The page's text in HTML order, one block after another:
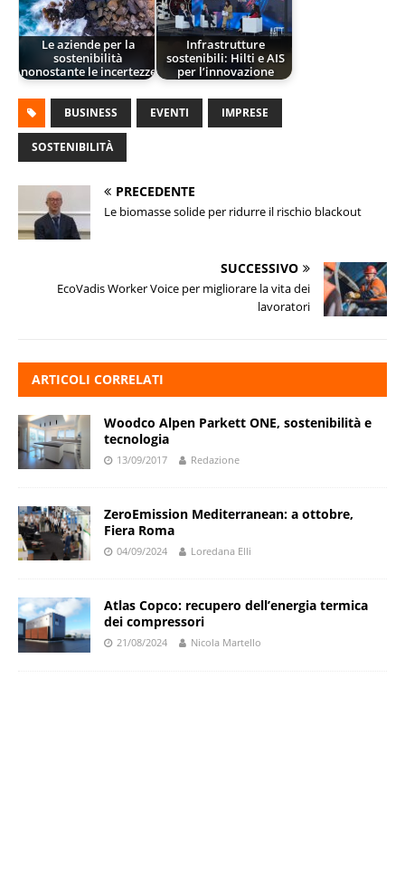
Le aziende per la
sostenibilità
nonostante le incertezze
Infrastrutture
sostenibili: Hilti e AIS
per l’innovazione
BUSINESS EVENTI IMPRESE
SOSTENIBILITÀ
PRECEDENTE
Le biomasse solide per ridurre il rischio blackout
SUCCESSIVO
EcoVadis Worker Voice per migliorare la vita dei
lavoratori
ARTICOLI CORRELATI
Woodco Alpen Parkett ONE, sostenibilità e
tecnologia
13/09/2017 Redazione
ZeroEmission Mediterranean: a ottobre,
Fiera Roma
04/09/2024 Loredana Elli
Atlas Copco: recupero dell’energia termica
dei compressori
21/08/2024 Nicola Martello